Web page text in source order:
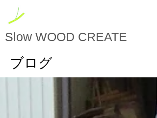
Slow WOOD CREATE
ブログ